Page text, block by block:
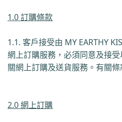
1.0 訂購條款
1.1. 客戶接受由 MY EARTHY
網上訂購服務，必須同意及接
關網上訂購及送貨服務。有關
2.0 網上訂購